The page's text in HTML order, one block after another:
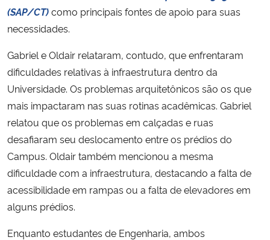
(SAP/CT)como principais fontes de apoio para suas
necessidades.
Gabriel e Oldair relataram, contudo, que enfrentaram
dificuldades relativas à infraestrutura dentro da
Universidade. Os problemas arquitetônicos são os que
mais impactaram nas suas rotinas acadêmicas. Gabriel
relatou que os problemas em calçadas e ruas
desafiaram seu deslocamento entre os prédios do
Campus. Oldair também mencionou a mesma
dificuldade com a infraestrutura, destacando a falta de
acessibilidade em rampas ou a falta de elevadores em
alguns prédios.
Enquanto estudantes de Engenharia, ambos